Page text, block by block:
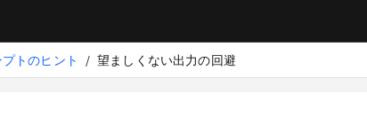
トのヒント / 望ましくない出力の回避